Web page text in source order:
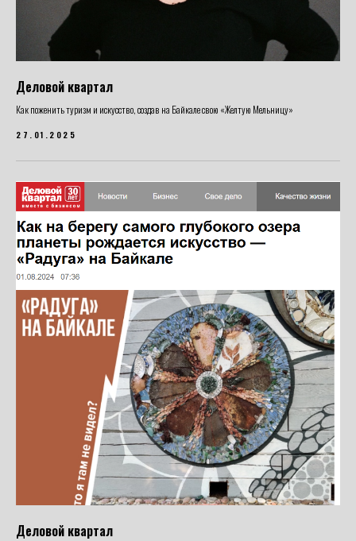
Деловой квартал
Как поженить туризм и искусство, создав на Байкале свою «Желтую Мельницу»
27.01.2025
Деловой квартал